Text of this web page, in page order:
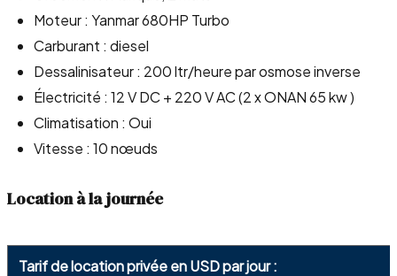
Moteur : Yanmar 680HP Turbo
Carburant : diesel
Dessalinisateur : 200 ltr/heure par osmose inverse
Électricité : 12 V DC + 220 V AC (2 x ONAN 65 kw )
Climatisation : Oui
Vitesse : 10 nœuds
Location à la journée
Tarif de location privée en USD par jour :